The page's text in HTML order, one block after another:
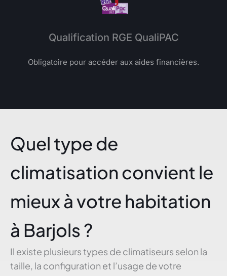
Qualification RGE QualiPAC
Obligatoire pour accéder aux aides financières.
Quel type de
climatisation convient le
mieux à votre habitation
à Barjols ?
Il existe plusieurs types de climatiseurs selon la
taille, la configuration et l’usage de votre